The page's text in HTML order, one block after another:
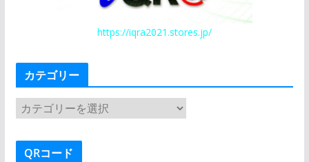
https://iqra2021.stores.jp/
カテゴリー
カ
テ
ゴ
QRコード